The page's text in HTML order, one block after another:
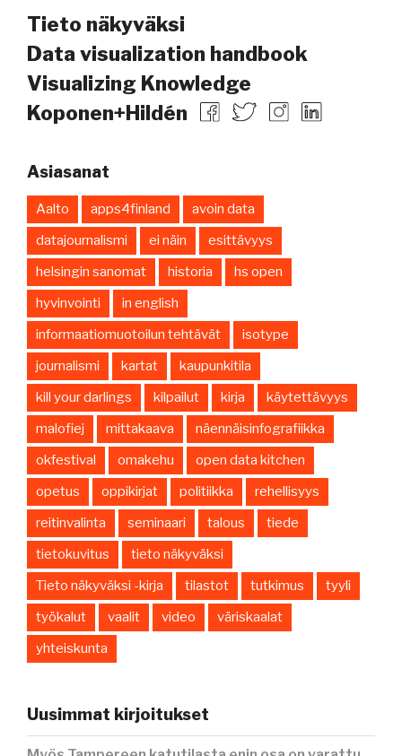
Tieto näkyväksi
Data visualization handbook
Visualizing Knowledge
Koponen+Hildén
Asiasanat
Aalto apps4finland
avoin data
datajournalismi
ei näin
esittävyys
helsingin sanomat
historia
hs open
hyvinvointi
in english
informaatiomuotoilun tehtävät
isotype
journalismi
kartat
kaupunkitila
kill your darlings
kilpailut kirja
käytettävyys
malofiej
mittakaava
näennäisinfografiikka
okfestival
omakehu
open data kitchen
opetus
oppikirjat politiikka
rehellisyys
reitinvalinta
seminaari talous
tiede
tietokuvitus
tieto näkyväksi
Tieto näkyväksi -kirja
tilastot tutkimus
tyyli
työkalut
vaalit video
väriskaalat
yhteiskunta
Uusimmat kirjoitukset